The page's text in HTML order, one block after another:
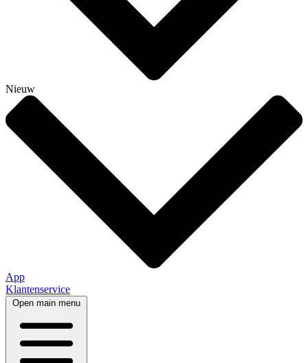
Nieuw
App
Klantenservice
Open main menu